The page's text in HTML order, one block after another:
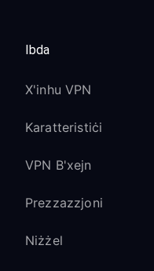
Ibda
X'inhu VPN
Karatteristiċi
VPN B'xejn
Prezzazzjoni
Niżżel